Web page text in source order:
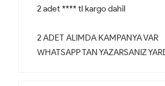
2 adet **** tl kargo dahil
2 ADET ALIMDA KAMPANYA VAR
WHATSAPP TAN YAZARSANIZ